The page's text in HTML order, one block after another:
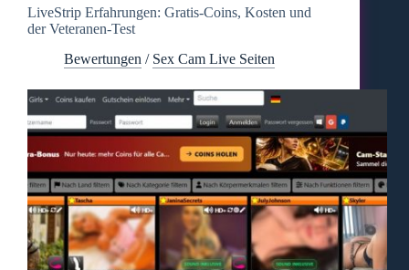
LiveStrip Erfahrungen: Gratis-Coins, Kosten und
der Veteranen-Test
Bewertungen / Sex Cam Live Seiten